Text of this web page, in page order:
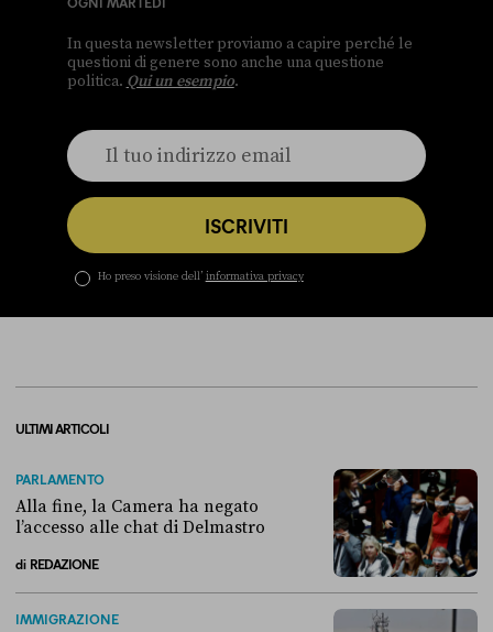
In questa newsletter proviamo a capire perché le
questioni di genere sono anche una questione
politica. Qui un esempio.
ISCRIVITI
Ho preso visione dell’ informativa privacy
ULTIMI ARTICOLI
PARLAMENTO
Alla fine, la Camera ha negato
l’accesso alle chat di Delmastro
di REDAZIONE
IMMIGRAZIONE